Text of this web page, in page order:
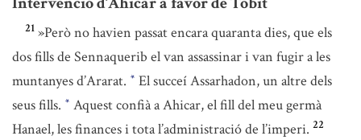
21 »Però no havien passat encara quaranta dies, que els
dos fills de Sennaquerib el van assassinar i van fugir a les
muntanyes d’Ararat. * El succeí Assarhadon, un altre dels
seus fills. * Aquest confià a Ahicar, el fill del meu germà
Hanael, les finances i tota l’administració de l’imperi. 22